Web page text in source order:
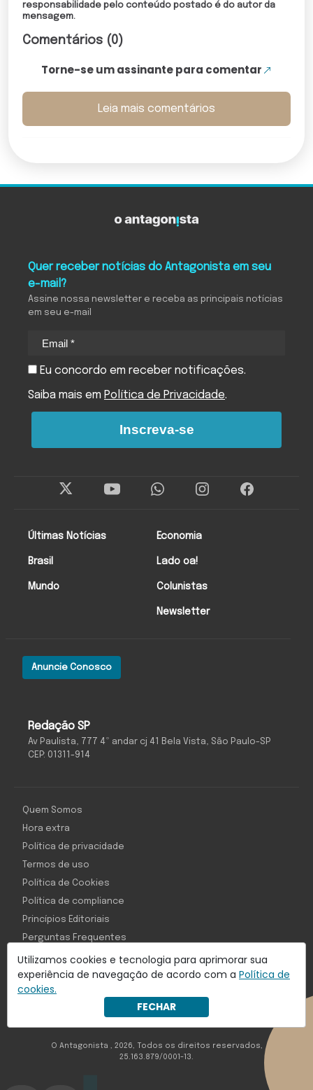
responsabilidade pelo conteúdo postado é do autor da
mensagem.
Comentários (0)
Torne-se um assinante para comentar
Leia mais comentários
Utilizamos cookies e tecnologia para aprimorar sua
experiência de navegação de acordo com a Política de
cookies.
FECHAR
Redação SP
Av Paulista, 777 4º andar cj 41 Bela Vista, São Paulo-SP
CEP: 01311-914
Anuncie Conosco
Últimas Notícias
Brasil
Mundo
Economia
Lado oa!
Colunistas
Newsletter
Quer receber notícias do Antagonista em seu
e-mail?
Assine nossa newsletter e receba as principais notícias
em seu e-mail
Eu concordo em receber notificações.
Saiba mais em Política de Privacidade.
Inscreva-se
Com inteligência e tecnologia:
Object1ve - Marketing Solution
Quem Somos
Hora extra
Política de privacidade
Termos de uso
Política de Cookies
Política de compliance
Princípios Editoriais
Perguntas Frequentes
O Antagonista , 2026, Todos os direitos reservados,
25.163.879/0001-13.